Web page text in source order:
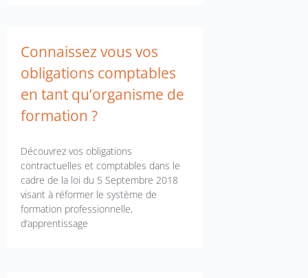
Connaissez vous vos
obligations comptables
en tant qu’organisme de
formation ?
Découvrez vos obligations
contractuelles et comptables dans le
cadre de la loi du 5 Septembre 2018
visant à réformer le système de
formation professionnelle,
d’apprentissage